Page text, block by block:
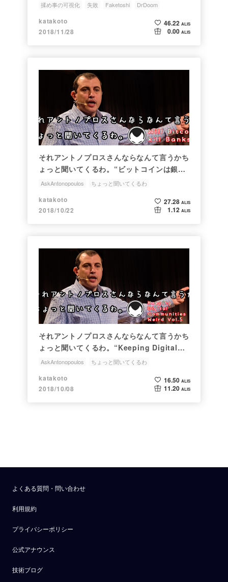
揉め事の可視化 失敗 Faketoshi
DrDoom
AndreasMAntonopoulos
katakoto
2018/11/28
46.22 ALIS
0.00 ALIS
それアントノプロスさんならなんて言うかち
ょっと聞いてくるわ。“ビットコインは銀行
を破壊するか？”
AskAntonopoulos
ちょっと聞いてくるわ
アンドレアスMアントノプロス
katakoto
2018/10/22
27.28 ALIS
1.12 ALIS
それアントノプロスさんならなんて言うかち
ょっと聞いてくるわ。“Keeping Digital
Communities Weird” Vol.5
AskAntonopoulos
ちょっと聞いてくるわ
アントノプロスくらいわかるよバカ野郎
アンドレアスMアントノプロス
AndreasMAntonopoulos
katakoto
2018/10/08
16.50 ALIS
11.20 ALIS
よくある質問・問い合わせ
利用規約
プライバシーポリシー
公式アナウンス
技術ブログ